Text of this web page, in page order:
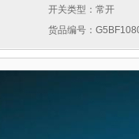
开关类型：常开
货品编号：